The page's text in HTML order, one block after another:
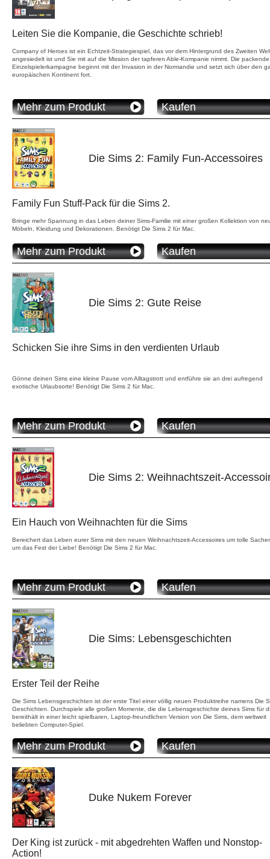
Leiten Sie die Kompanie, die Geschichte schrieb!
Company of Heroes ist ein Echtzeit-Strategiespiel, das vor dem Hintergrund des Zweiten
angesiedelt ist und Sie mit auf die Mission der tapferen Able-Kompanie nimmt. Die packende
Einzelspielerkampagne beginnt mit der Invasion in der Normandie und setzt sich über den
europäischen Kontinent fort.
Mehr zum Produkt Kaufen
Die Sims 2: Family Fun-Accessoires
Family Fun Stuff-Pack für die Sims 2.
Bringe mehr Spannung in das Leben deiner Sims-Familie mit einer großen Kollektion von
Möbeln, Kleidung und Dekorationen. Benötigt Die Sims 2 für Mac.
Mehr zum Produkt Kaufen
Die Sims 2: Gute Reise
Schicken Sie ihre Sims in den verdienten Urlaub
Gönne deinen Sims eine kleine Pause vom Alltagstrott und entführe sie an drei aufregend
exotische Urlaubsorte! Benötigt Die Sims 2 für Mac.
Mehr zum Produkt Kaufen
Die Sims 2: Weihnachtszeit-
Ein Hauch von Weihnachten für die Sims
Bereichert das Leben eurer Sims mit den neuen Weihnachtszeit-Accessoires um tolle
um das Fest der Liebe! Benötigt Die Sims 2 für Mac.
Mehr zum Produkt Kaufen
Die Sims: Lebensgeschichten
Erster Teil der Reihe
Die Sims Lebensgeschichten ist der erste Titel einer völlig neuen Produktreihe namens Die
Geschichten. Durchspiele alle großen Momente, die die Lebensgeschichte deines Sims für
bereithält in einer leicht spielbaren, Laptop-freundlichen Version von Die Sims, dem weltweit
beliebten Computer-Spiel.
Mehr zum Produkt Kaufen
Duke Nukem Forever
Der King ist zurück - mit abgedrehten Waffen und Nonstop-
Action!